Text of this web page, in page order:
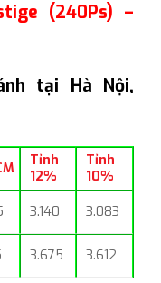
(240Ps) –
tại Hà Nội,
Tỉnh
12%
Tỉnh
10%
3.140 3.083
3.675 3.612